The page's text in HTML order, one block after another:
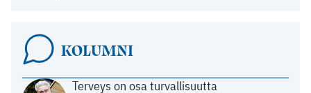
KOLUMNI
Terveys on osa turvallisuutta